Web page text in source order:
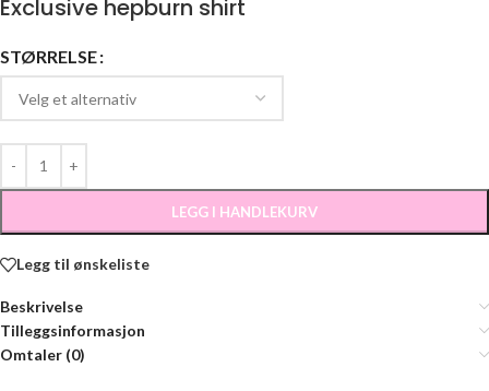
Exclusive hepburn shirt
STØRRELSE
LEGG I HANDLEKURV
Legg til ønskeliste
Beskrivelse
Tilleggsinformasjon
Omtaler (0)